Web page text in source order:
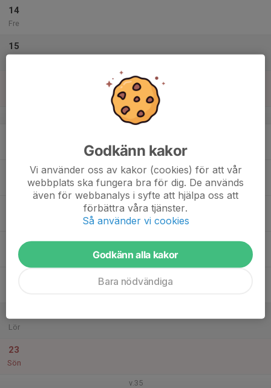
14
Fre
15
v.34
Tor
Lör
23
Sön
v.35
Godkänn kakor
Vi använder oss av kakor (cookies) för att vår
webbplats ska fungera bra för dig. De används
även för webbanalys i syfte att hjälpa oss att
förbättra våra tjänster.
Så använder vi cookies
Godkänn alla kakor
Bara nödvändiga